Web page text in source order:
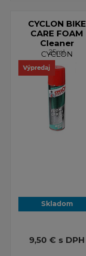
CYCLON BIKE
CARE FOAM
Cleaner
25ml
CYCLON
Skladom
9,50 € s DPH